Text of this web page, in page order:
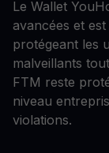
Le Wallet
avancées et
protégeant les
malveillants
FTM reste
niveau
violations.